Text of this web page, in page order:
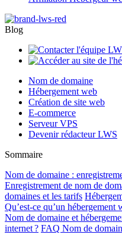
Blog
Nom de domaine
Hébergement web
Création de site web
E-commerce
Serveur VPS
Devenir rédacteur LWS
Sommaire
Nom de domaine :
Enregistrement de nom de
domaines et les tarifs
Qu’est-ce qu’un hébergement
Nom de domaine et
internet ? FAQ Nom de